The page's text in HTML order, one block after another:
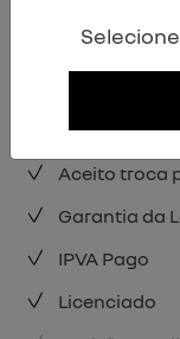
veja mais
Aceito troca
Garantia da
IPVA Pago
Licenciado